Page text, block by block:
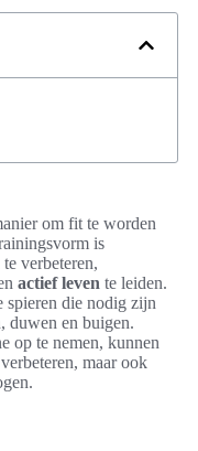
om fit te worden
is
verbeteren,
actief leven te leiden.
spieren die nodig zijn
duwen en buigen.
op te nemen, kunnen
maar ook